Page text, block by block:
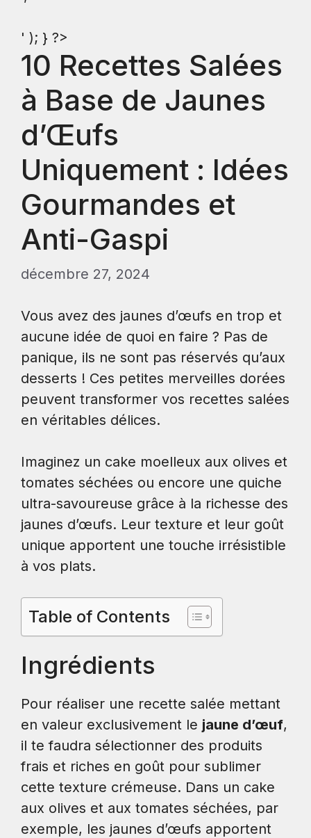
' ); } ?>
10 Recettes Salées
à Base de Jaunes
d’Œufs
Uniquement : Idées
Gourmandes et
Anti-Gaspi
décembre 27, 2024
Vous avez des jaunes d’œufs en trop et
aucune idée de quoi en faire ? Pas de
panique, ils ne sont pas réservés qu’aux
desserts ! Ces petites merveilles dorées
peuvent transformer vos recettes salées
en véritables délices.
Imaginez un cake moelleux aux olives et
tomates séchées ou encore une quiche
ultra-savoureuse grâce à la richesse des
jaunes d’œufs. Leur texture et leur goût
unique apportent une touche irrésistible
à vos plats.
Table of Contents
Ingrédients
Pour réaliser une recette salée mettant
en valeur exclusivement le jaune d’œuf,
il te faudra sélectionner des produits
frais et riches en goût pour sublimer
cette texture crémeuse. Dans un cake
aux olives et aux tomates séchées, par
exemple, les jaunes d’œufs apportent